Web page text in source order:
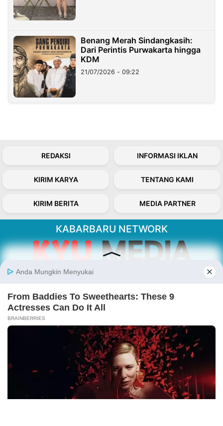
Benang Merah Sindangkasih:
Dari Perintis Purwakarta hingga
KDM
21/07/2026 - 09:22
REDAKSI INFORMASI IKLAN
KIRIM KARYA TENTANG KAMI
KIRIM BERITA MEDIA PARTNER
KABARBARU NETWORK
Kabarbaru.co menyajikan berita aktual dan
Follow Kabarbaru